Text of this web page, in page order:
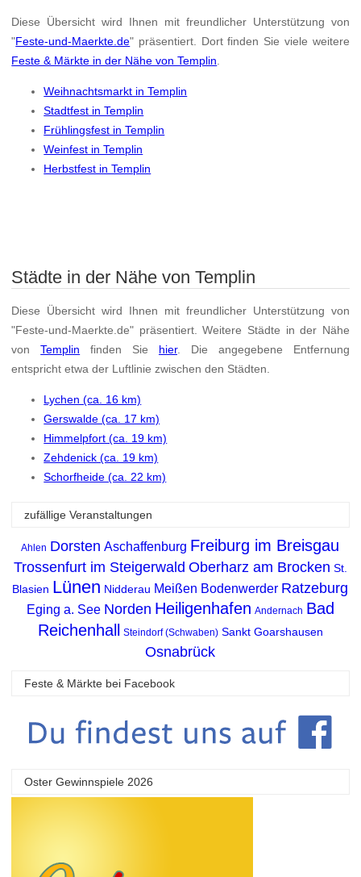
Diese Übersicht wird Ihnen mit freundlicher Unterstützung von
"Feste-und-Maerkte.de" präsentiert. Dort finden Sie viele weitere
Feste & Märkte in der Nähe von Templin
Weihnachtsmarkt in Templin
Stadtfest in Templin
Frühlingsfest in Templin
Weinfest in Templin
Herbstfest in Templin
Städte in der Nähe von Templin
Diese Übersicht wird Ihnen mit freundlicher Unterstützung von
"Feste-und-Maerkte.de" präsentiert. Weitere Städte in der Nähe
vonTemplin finden Sie hier. Die angegebene Entfernung
entspricht etwa der Luftlinie zwischen den Städten.
Lychen (ca. 16 km)
Gerswalde (ca. 17 km)
Himmelpfort (ca. 19 km)
Zehdenick (ca. 19 km)
Schorfheide (ca. 22 km)
zufällige Veranstaltungen
Ahlen Dorsten Aschaffenburg Freiburg im Breisgau
Trossenfurt im Steigerwald Oberharz am Brocken St.
Blasien Lünen Nidderau Meißen Bodenwerder Ratzeburg
Eging a. See Norden Heiligenhafen Andernach Bad
Reichenhall
Steindorf (Schwaben) Sankt Goarshausen
Osnabrück
Feste & Märkte bei Facebook
Oster Gewinnspiele 2026